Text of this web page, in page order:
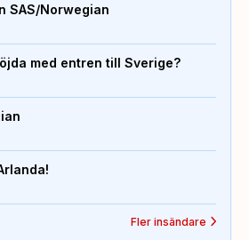
SAS/Norwegian
med entren till Sverige?
Fler insändare